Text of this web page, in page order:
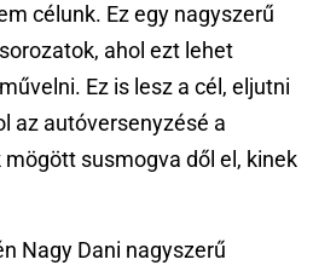
célunk. Ez egy nagyszerű
ahol ezt lehet
Ez is lesz a cél, eljutni
az autóversenyzésé a
susmogva dől el, kinek
Nagy Dani nagyszerű